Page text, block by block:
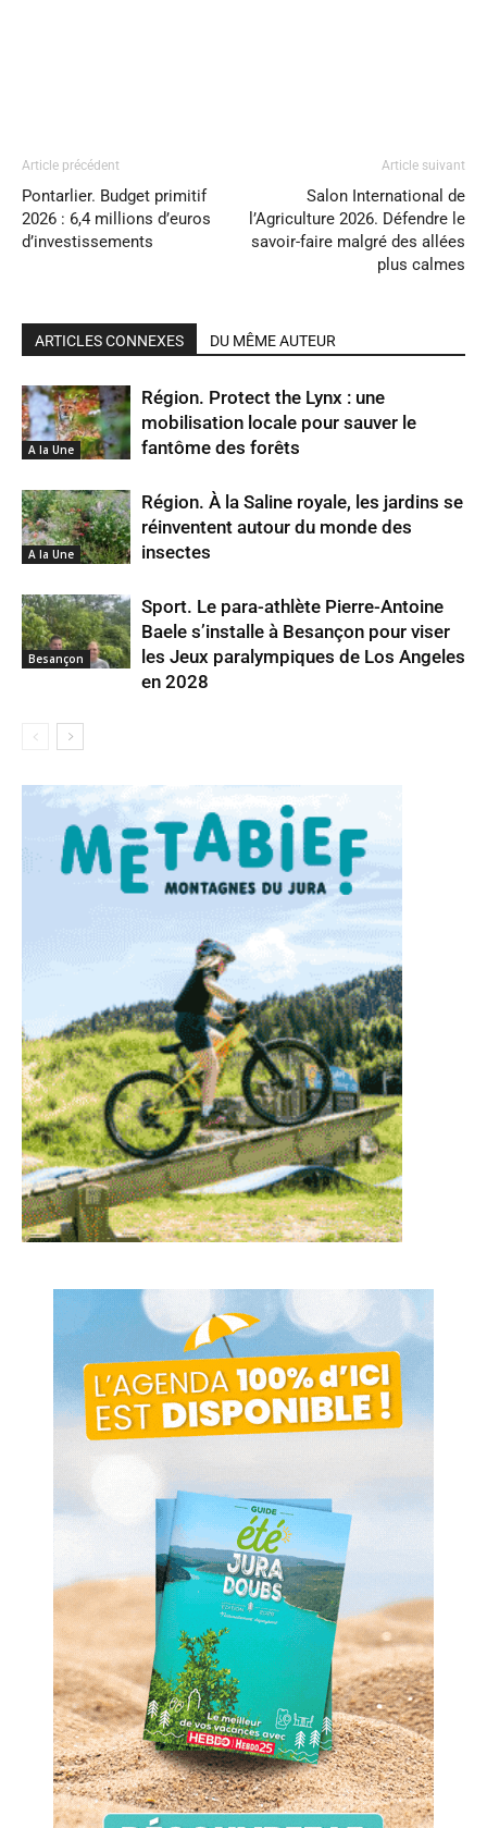
Article précédent
Pontarlier. Budget primitif
2026 : 6,4 millions d’euros
d’investissements
Article suivant
Salon International de
l’Agriculture 2026. Défendre le
savoir-faire malgré des allées
plus calmes
ARTICLES CONNEXES DU MÊME AUTEUR
A la Une
Région. Protect the Lynx : une
mobilisation locale pour sauver le
fantôme des forêts
A la Une
Région. À la Saline royale, les jardins se
réinventent autour du monde des
insectes
Besançon
Sport. Le para-athlète Pierre-Antoine
Baele s’installe à Besançon pour viser
les Jeux paralympiques de Los Angeles
en 2028